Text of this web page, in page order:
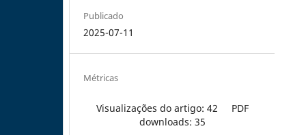
Publicado
2025-07-11
Métricas
Visualizações do artigo: 42
PDF
downloads: 35